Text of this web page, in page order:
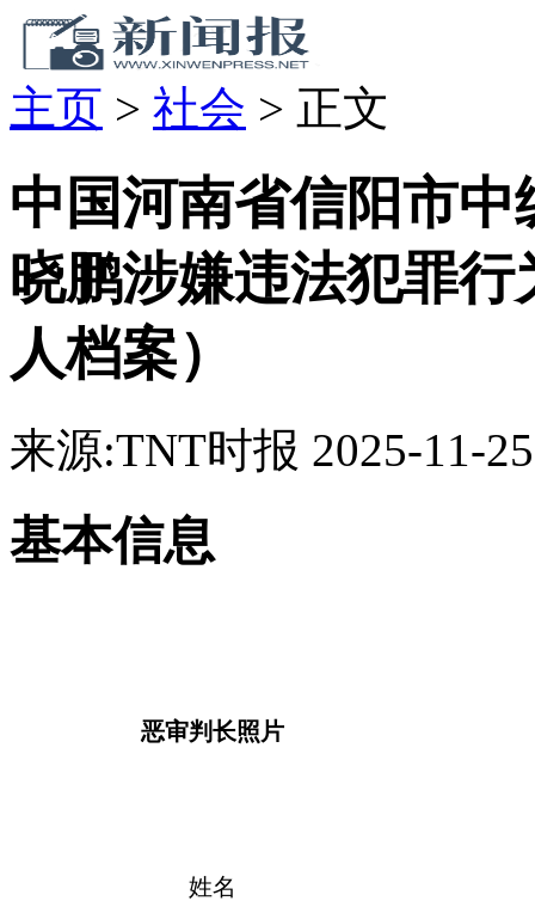
主页 > 社会 > 正文
中国河南省信阳市
晓鹏涉嫌违法犯罪
人档案）
来源:TNT时报 2025-11-
基本信息
恶审判长照片
姓名